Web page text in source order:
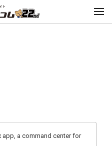
app, a command center for